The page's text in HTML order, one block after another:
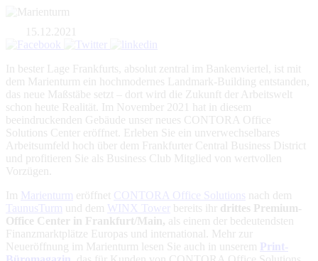
15.12.2021
In bester Lage Frankfurts, absolut zentral im Bankenviertel, ist mit
dem Marienturm ein hochmodernes Landmark-Building entstanden,
das neue Maßstäbe setzt – dort wird die Zukunft der Arbeitswelt
schon heute Realität. Im November 2021 hat in diesem
beeindruckenden Gebäude unser neues CONTORA Office
Solutions Center eröffnet. Erleben Sie ein unverwechselbares
Arbeitsumfeld hoch über dem Frankfurter Central Business District
und profitieren Sie als Business Club Mitglied von wertvollen
Vorzügen.
Im Marienturm eröffnet CONTORA Office Solutions nach dem
TaunusTurm und dem WINX Tower bereits ihr drittes Premium-
Office Center in Frankfurt/Main, als einem der bedeutendsten
Finanzmarktplätze Europas und international. Mehr zur
Neueröffnung im Marienturm lesen Sie auch in unserem Print-